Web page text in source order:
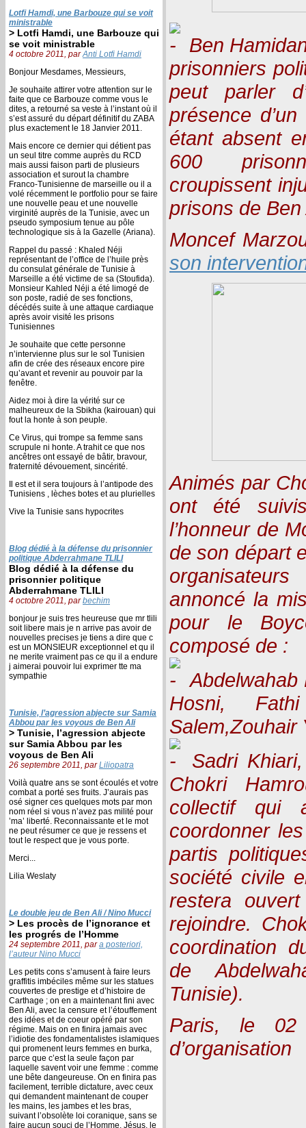
Lotfi Hamdi, une Barbouze qui se voit
ministrable
> Lotfi Hamdi, une Barbouze qui
se voit ministrable
4 octobre 2011, parAnti Lotfi Hamdi
Bonjour Mesdames, Messieurs,
Je souhaite attirer votre attention sur le
faite que ce Barbouze comme vous le
dites, a retourné sa veste à l’instant où il
s’est assuré du départ définitif du ZABA
plus exactement le 18 Janvier 2011.
Mais encore ce dernier qui détient pas
un seul titre comme auprès du RCD
mais aussi faison parti de plusieurs
association et surout la chambre
Franco-Tunisienne de marseille ou il a
volé récemment le portfolio pour se faire
une nouvelle peau et une nouvelle
virginité auprès de la Tunisie, avec un
pseudo symposium tenue au pôle
technologique sis à la Gazelle (Ariana).
Rappel du passé : Khaled Néji
représentant de l’office de l’huile près
du consulat générale de Tunisie à
Marseille a été victime de sa (Stoufida).
Monsieur Kahled Néji a été limogé de
son poste, radié de ses fonctions,
décédés suite à une attaque cardiaque
après avoir visité les prisons
Tunisiennes
Je souhaite que cette personne
n’intervienne plus sur le sol Tunisien
afin de crée des réseaux encore pire
qu’avant et revenir au pouvoir par la
fenêtre.
Aidez moi à dire la vérité sur ce
malheureux de la Sbikha (kairouan) qui
fout la honte à son peuple.
Ce Virus, qui trompe sa femme sans
scrupule ni honte. A trahit ce que nos
ancêtres ont essayé de bâtir, bravour,
fraternité dévouement, sincérité.
Il est et il sera toujours à l’antipode des
Tunisiens , lèches botes et au plurielles
Vive la Tunisie sans hypocrites
Blog dédié à la défense du prisonnier
politique Abderrahmane TLILI
Blog dédié à la défense du
prisonnier politique
Abderrahmane TLILI
4 octobre 2011, parbechim
bonjour je suis tres heureuse que mr tlili
soit libere mais je n arrive pas avoir de
nouvelles precises je tiens a dire que c
est un MONSIEUR exceptionnel et qu il
ne merite vraiment pas ce qu il a endure
j aimerai pouvoir lui exprimer tte ma
sympathie
Tunisie, l’agression abjecte sur Samia
Abbou par les voyous de Ben Ali
> Tunisie, l’agression abjecte
sur Samia Abbou par les
voyous de Ben Ali
26 septembre 2011, parLiliopatra
Voilà quatre ans se sont écoulés et votre
combat a porté ses fruits. J’aurais pas
osé signer ces quelques mots par mon
nom réel si vous n’avez pas milité pour
’ma’ liberté. Reconnaissante et le mot
ne peut résumer ce que je ressens et
tout le respect que je vous porte.
Merci...
Lilia Weslaty
Le double jeu de Ben Ali / Nino Mucci
> Les procès de l’ignorance et
les progrés de l’Homme
24 septembre 2011, para posteriori,
l’auteur Nino Mucci
Les petits cons s’amusent à faire leurs
graffitis imbéciles même sur les statues
couvertes de prestige et d’histoire de
Carthage ; on en a maintenant fini avec
Ben Ali, avec la censure et l’étouffement
des idées et de coeur opéré par son
régime. Mais on en finira jamais avec
l’idiotie des fondamentalistes islamiques
qui promenent leurs femmes en burka,
parce que c’est la seule façon par
laquelle savent voir une femme : comme
une bête dangeureuse. On en finira pas
facilement, terrible dictature, avec ceux
qui demandent maintenant de couper
les mains, les jambes et les bras,
suivant l’obsolète loi coranique, sans se
faire aucun souci de l’Homme. Jésus, le
Ben
prisonniers
peut parler
présence
étant absent
600
croupissent
prisons de Ben
Moncef
son
Animés par
ont été
l’honneur de
de son départ
annoncé la
pour le
composé de :
Abdelwahab
Hosni,
Salem,Zouhair
Sadri
Chokri
collectif qui
coordonner
partis
société civile
restera
rejoindre.
coordination
de
Tunisie).
Paris, le 02
d’organisation